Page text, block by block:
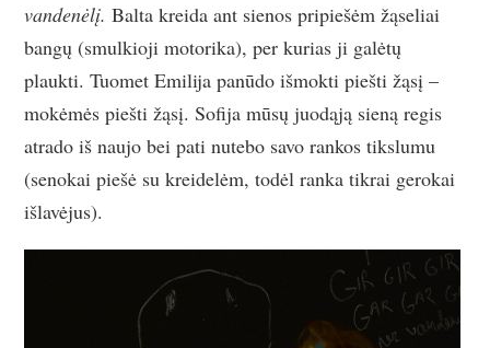
vandenėlį.Balta kreida ant sienos pripiešėm žąseliai
bangų (smulkioji motorika), per kurias ji galėtų
plaukti. Tuomet Emilija panūdo išmokti piešti žąsį –
mokėmės piešti žąsį. Sofija mūsų juodąją sieną regis
atrado iš naujo bei pati nutebo savo rankos tikslumu
(senokai piešė su kreidelėm, todėl ranka tikrai gerokai
išlavėjus).